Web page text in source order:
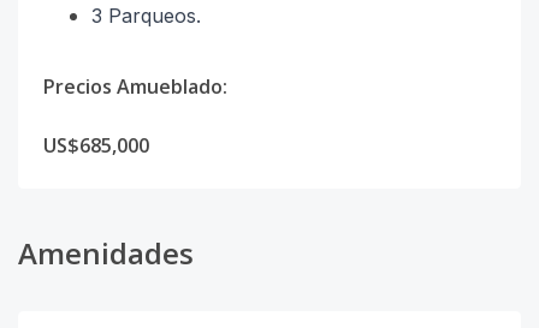
3 Parqueos.
Precios Amueblado:
US$685,000
Amenidades